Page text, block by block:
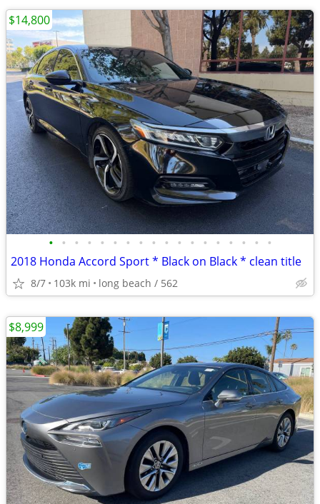
• • • • • • • • • • • • • • • • • •
2018 Honda Accord Sport * Black on Black * clean title
8/7 103k mi long beach / 562
$14,800
$8,999